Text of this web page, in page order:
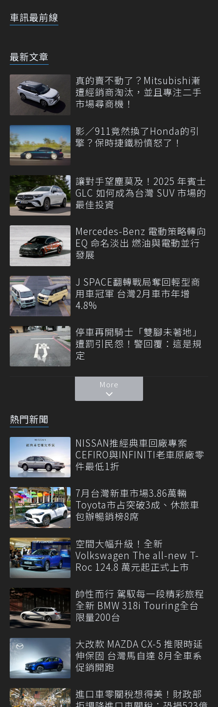
車訊最前線
最新文章
真的賣不動了？Mitsubishi漸
遭經銷商淘汰，並且專注二手
市場尋商機！
影／911竟然換了Honda的引
擎？保時捷鐵粉憤怒了！
讓對手望塵莫及！2025 年賓士
GLC 如何成為台灣 SUV 市場的
最佳投資
Mercedes-Benz 電動策略轉向
EQ 命名淡出 燃油與電動並行
發展
J SPACE翻轉戰局奪回輕型商
用車冠軍 台灣2月車市年增
4.8%
停車再開騎士「雙腳未著地」
遭罰引民怨！警回覆：這是規
定
More
熱門新聞
NISSAN推經典車回廠專案
CEFIRO與INFINITI老車原廠零
件最低1折
7月台灣新車市場3.86萬輛
Toyota市占突破3成、休旅車
包辦暢銷榜8席
空間大幅升級！全新
Volkswagen The all-new T-
Roc 124.8 萬元起正式上市
帥性而行 駕馭每一段精彩旅程
全新 BMW 318i Touring全台
限量200台
大改款 MAZDA CX-5 推限時延
伸保固 台灣馬自達 8月全車系
促銷開跑
進口車零關稅想得美！財政部